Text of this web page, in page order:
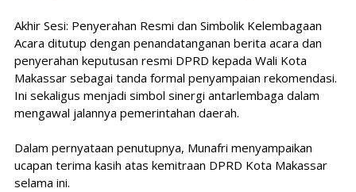
Akhir Sesi: Penyerahan Resmi dan Simbolik Kelembagaan
Acara ditutup dengan penandatanganan berita acara dan
penyerahan keputusan resmi DPRD kepada Wali Kota
Makassar sebagai tanda formal penyampaian rekomendasi.
Ini sekaligus menjadi simbol sinergi antarlembaga dalam
mengawal jalannya pemerintahan daerah.
Dalam pernyataan penutupnya, Munafri menyampaikan
ucapan terima kasih atas kemitraan DPRD Kota Makassar
selama ini.